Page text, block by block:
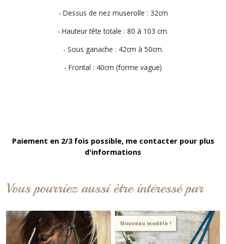
- Dessus de nez muserolle : 32cm
- Hauteur tête totale : 80 à 103 cm.
- Sous ganache : 42cm à 50cm.
- Frontal : 40cm (forme vague)
Paiement en 2/3 fois possible, me contacter pour plus
d'informations
Vous pourriez aussi être intéressé par
Nouveau modèle !